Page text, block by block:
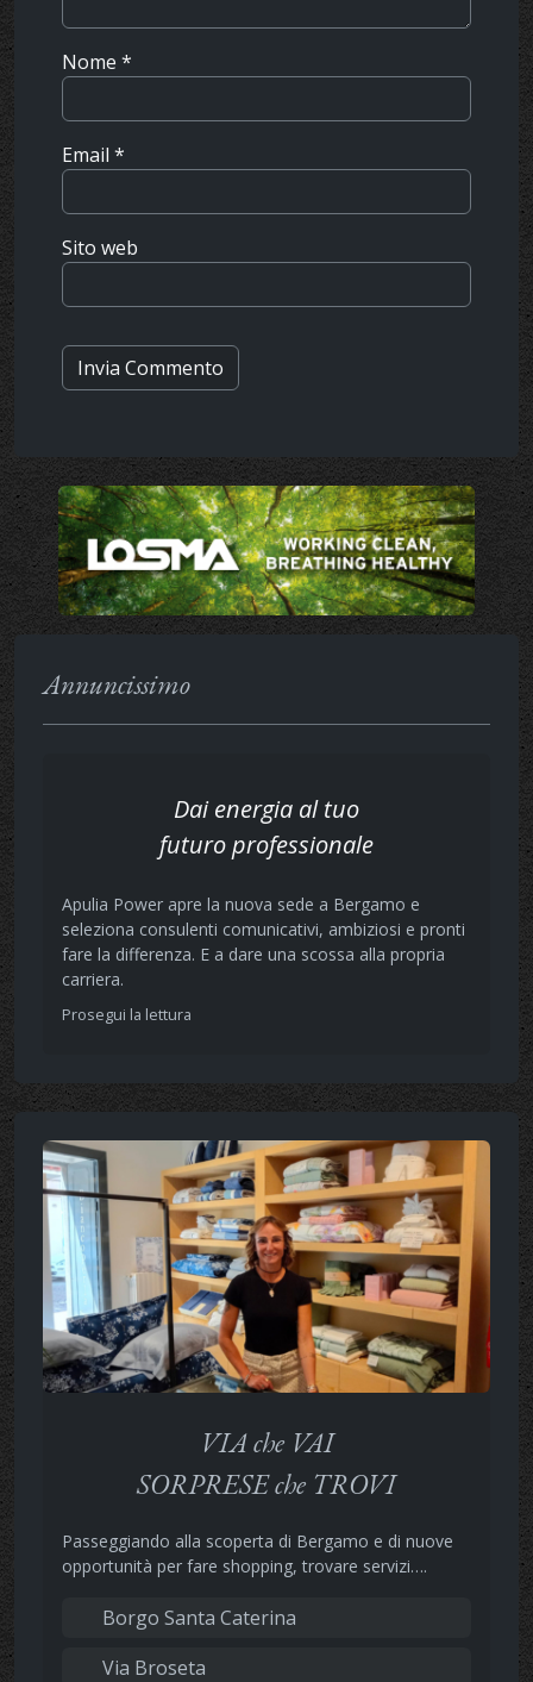
Nome *
Email *
Sito web
Annuncissimo
Dai energia al tuo
futuro professionale
Apulia Power apre la nuova sede a Bergamo e
seleziona consulenti comunicativi, ambiziosi e pronti
fare la differenza. E a dare una scossa alla propria
carriera.
Prosegui la lettura
VIA che VAI
SORPRESE che TROVI
Passeggiando alla scoperta di Bergamo e di nuove
opportunità per fare shopping, trovare servizi….
Borgo Santa Caterina
Via Broseta